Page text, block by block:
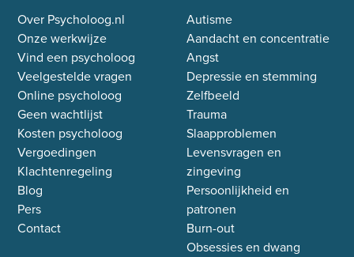
Over Psycholoog.nl
Onze werkwijze
Vind een psycholoog
Veelgestelde vragen
Online psycholoog
Geen wachtlijst
Kosten psycholoog
Vergoedingen
Klachtenregeling
Blog
Pers
Contact
Autisme
Aandacht en concentratie
Angst
Depressie en stemming
Zelfbeeld
Trauma
Slaapproblemen
Levensvragen en
zingeving
Persoonlijkheid en
patronen
Burn-out
Obsessies en dwang